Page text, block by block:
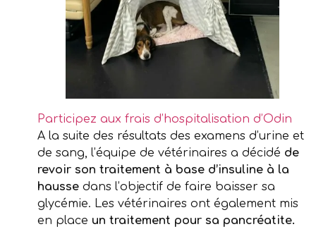
Participez aux frais d’hospitalisation d’Odin
A la suite des résultats des examens d’urine et
de sang, l’équipe de vétérinaires a décidé de
revoir son traitement à base d’insuline à la
hausse dans l’objectif de faire baisser sa
glycémie. Les vétérinaires ont également mis
en place un traitement pour sa pancréatite.